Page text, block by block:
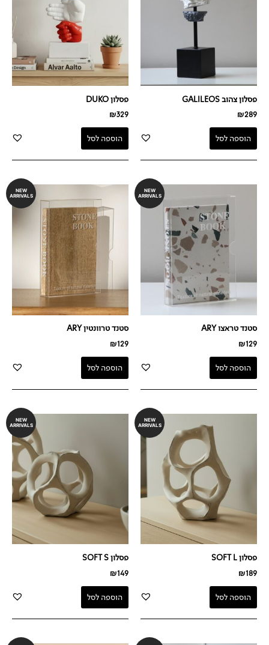
פסלון צהוב GALILEOS
₪289
הוספה לסל
פסלון DUKO
₪329
הוספה לסל
NEW
ARRIVALS
סטנד טראצו ARY
₪129
הוספה לסל
NEW
ARRIVALS
סטנד טרוונטין ARY
₪129
הוספה לסל
NEW
ARRIVALS
פסלון SOFT L
₪189
הוספה לסל
NEW
ARRIVALS
פסלון SOFT S
₪149
הוספה לסל